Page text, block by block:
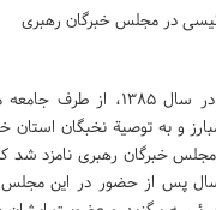
در مجلس خبرگان رهبری
آیت الله رئیسی در سال
و به توصیة نخبگان
خبرگان رهبری نامزد شد
پس از حضور در این مجلس،